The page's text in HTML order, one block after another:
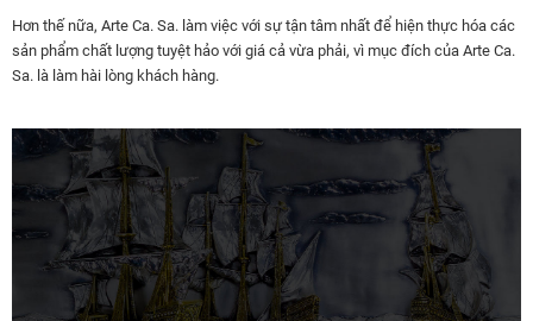
Hơn thế nữa, Arte Ca. Sa. làm việc với sự tận tâm nhất để hiện thực hóa các
sản phẩm chất lượng tuyệt hảo với giá cả vừa phải, vì mục đích của Arte Ca.
Sa. là làm hài lòng khách hàng.